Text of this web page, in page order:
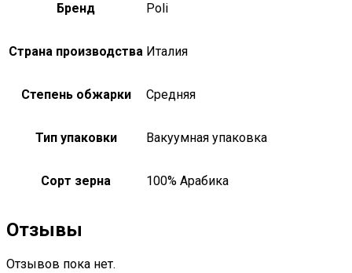
Бренд Poli
Страна производства Италия
Степень обжарки Средняя
Тип упаковки Вакуумная упаковка
Сорт зерна 100% Арабика
Отзывы
Отзывов пока нет.